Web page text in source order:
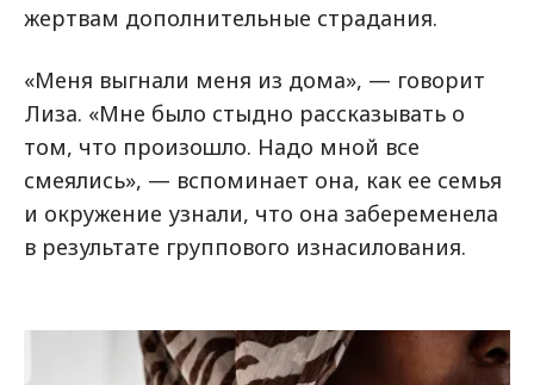
жертвам дополнительные страдания.
«Меня выгнали меня из дома», — говорит
Лиза. «Мне было стыдно рассказывать о
том, что произошло. Надо мной все
смеялись», — вспоминает она, как ее семья
и окружение узнали, что она забеременела
в результате группового изнасилования.